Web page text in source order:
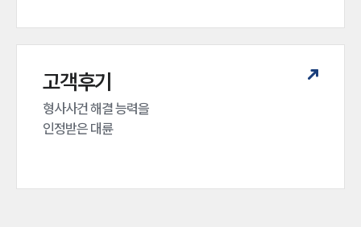
고객후기
형사사건 해결 능력을
인정받은 대륜